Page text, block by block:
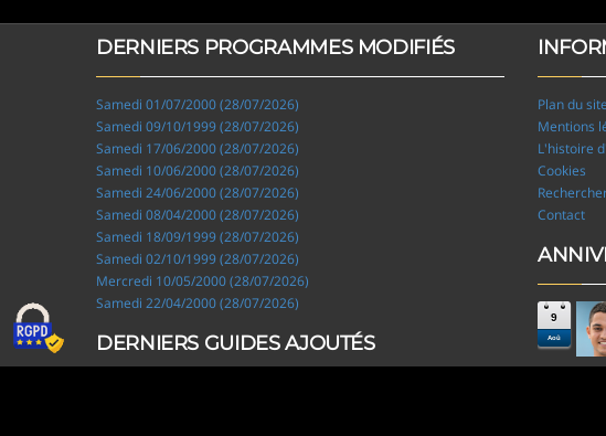
DERNIERS PROGRAMMES MODIFIÉS
Samedi 01/07/2000 (28/07/2026)
Samedi 09/10/1999 (28/07/2026)
Samedi 17/06/2000 (28/07/2026)
Samedi 10/06/2000 (28/07/2026)
Samedi 24/06/2000 (28/07/2026)
Samedi 08/04/2000 (28/07/2026)
Samedi 18/09/1999 (28/07/2026)
Samedi 02/10/1999 (28/07/2026)
Mercredi 10/05/2000 (28/07/2026)
Samedi 22/04/2000 (28/07/2026)
DERNIERS GUIDES AJOUTÉS
Plan du site
Mentions
L'histoire
Cookies
Contact
9
Aoû